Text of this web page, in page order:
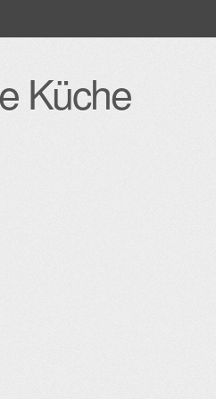
Küche